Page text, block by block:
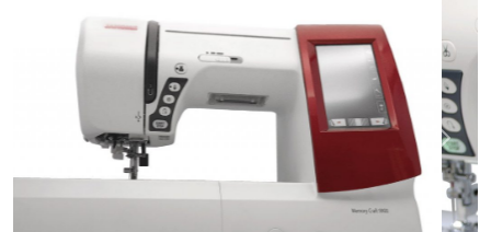
Previous Next